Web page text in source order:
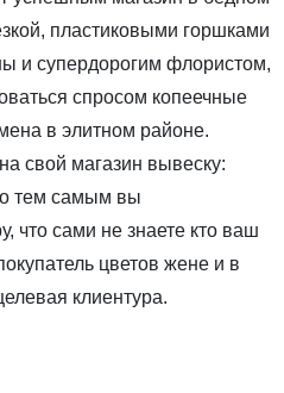
пластиковыми горшками
и супердорогим флористом,
спросом копеечные
в элитном районе.
свой магазин вывеску:
тем самым вы
что сами не знаете кто ваш
цветов жене и в
клиентура.